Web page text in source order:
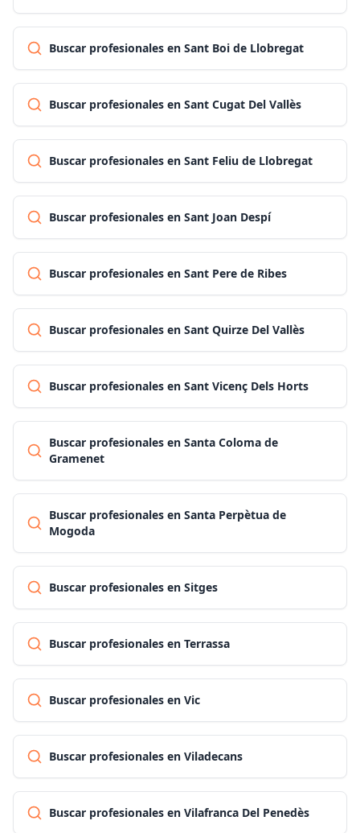
Buscar profesionales en Sant Boi de Llobregat
Buscar profesionales en Sant Cugat Del Vallès
Buscar profesionales en Sant Feliu de Llobregat
Buscar profesionales en Sant Joan Despí
Buscar profesionales en Sant Pere de Ribes
Buscar profesionales en Sant Quirze Del Vallès
Buscar profesionales en Sant Vicenç Dels Horts
Buscar profesionales en Santa Coloma de
Gramenet
Buscar profesionales en Santa Perpètua de
Mogoda
Buscar profesionales en Sitges
Buscar profesionales en Terrassa
Buscar profesionales en Vic
Buscar profesionales en Viladecans
Buscar profesionales en Vilafranca Del Penedès